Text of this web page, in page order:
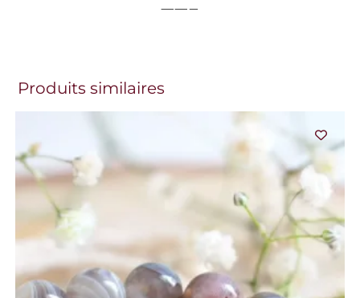
——–
Produits similaires